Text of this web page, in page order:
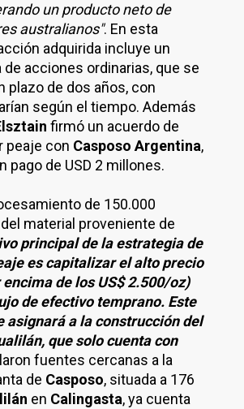
un producto neto de
australianos". En esta
adquirida incluye un
acciones ordinarias, que se
plazo de dos años, con
según el tiempo. Además
firmó un acuerdo de
peaje con Casposo Argentina,
pago de USD 2 millones.
de 150.000
material proveniente de
principal de la estrategia de
es capitalizar el alto precio
de los US$ 2.500/oz)
de efectivo temprano. Este
asignará a la construcción del
que solo cuenta con
fuentes cercanas a la
de Casposo, situada a 176
en Calingasta, ya cuenta